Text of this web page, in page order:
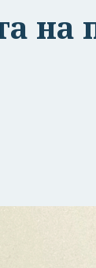
на